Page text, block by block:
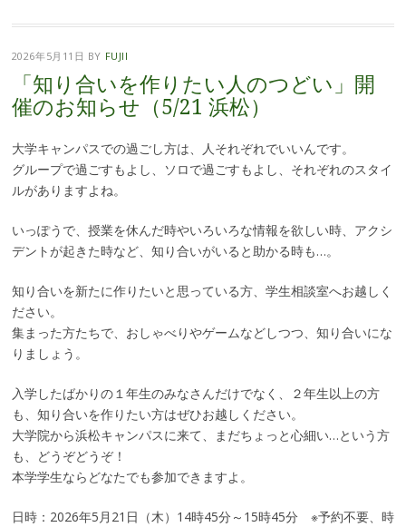
2026年5月11日 BY FUJII
「知り合いを作りたい人のつどい」開
催のお知らせ（5/21 浜松）
大学キャンパスでの過ごし方は、人それぞれでいいんです。
グループで過ごすもよし、ソロで過ごすもよし、それぞれのスタイ
ルがありますよね。
いっぽうで、授業を休んだ時やいろいろな情報を欲しい時、アクシ
デントが起きた時など、知り合いがいると助かる時も…。
知り合いを新たに作りたいと思っている方、学生相談室へお越しく
ださい。
集まった方たちで、おしゃべりやゲームなどしつつ、知り合いにな
りましょう。
入学したばかりの１年生のみなさんだけでなく、２年生以上の方
も、知り合いを作りたい方はぜひお越しください。
大学院から浜松キャンパスに来て、まだちょっと心細い…という方
も、どうぞどうぞ！
本学学生ならどなたでも参加できますよ。
日時：2026年5月21日（木）14時45分～15時45分 ※予約不要、時